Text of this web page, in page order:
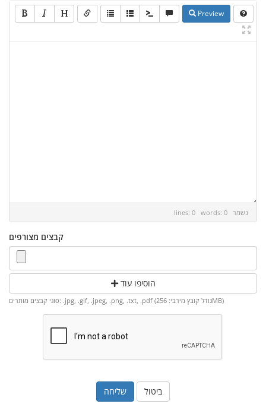
Preview
lines: 0 words: 0 נשמר
קבצים מצורפים
הוסיפו עוד
סוגי קבצים מותרים: .jpg, .gif, .jpeg, .png, .txt, .pdf (גודל קובץ מירבי: 256MB)
ביטול